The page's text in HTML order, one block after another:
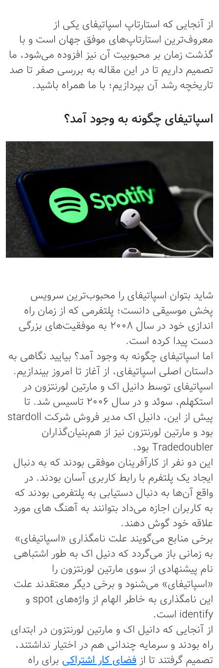
از آنجایی که استارتاپ اسپاتیفای یکی از
معروف‌ترین استارتاپ‌های موفق جهان است و با
گذشت زمان بر محبوبیت آن نیز افزوده می‌شود، ما
تصمیم داریم تا در این مقاله به بررسی صفر تا صد
تاریخچه رشد آن بپردازیم؛ با ما همراه باشید.
اسپاتیفای چگونه به وجود آمد؟
شاید بتوان اسپاتیفای را محبوب‌ترین سرویس
پخش موسیقی دانست؛ پلتفرمی که از زمان راه
اندازی خود در سال 2008 به موفقیت‌های بزرگی
دست پیدا کرده است.
اما اسپاتیفای چگونه به وجود آمد؟ بیایید نگاهی به
داستان اصلی اسپاتیفای، از آغاز تا امروز بیندازیم.
اسپاتیفای توسط دانیل اک و مارتین لورنتزون در
استکهلم، سوئد و در سال 2006 تاسیس شد. تا
پیش از این، دانیل اک مدیر فروش شرکت stardoll
بود و مارتین لورنتزون نیز از هم‌بنیان‌گذاران
Tradedoubler بود.
این دو نفر از کارآفرینان موفقی بودند که به دنبال
ایجاد یک پلتفرم با رابط کاربری آسان بودند. در
واقع آن‌ها به دنبال دستیابی به پلتفرمی بودند که
به کاربران اجازه می‌داد بتوانند به آهنگ های مورد
علاقه خود گوش دهند.
برخی منابع می‌گویند علت نامگذاری «اسپاتیفای»
به زمانی باز می‌گردد که دنیل اک به طور اشتباهی
نام پیشنهادی از سوی مارتین لورنتزون را
«اسپاتیفای» می‌شنود و برخی دیگر معتقدند علت
این نامگذاری به خاطر الهام از واژه‌های spot و
identify است.
از آنجایی که دانیل اک و مارتین لورنتزون در ابتدای
راه بودند و سرمایه چندانی هم در اختیار نداشتند،‌
تصمیم گرفتند تا ازفضای کار اشتراکیبرای راه